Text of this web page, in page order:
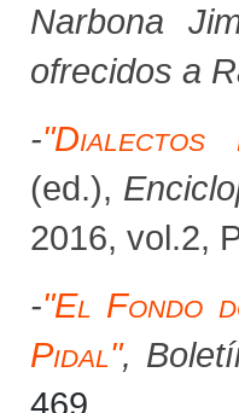
Narbona
ofrecidos a
-"Dialectos
(ed.),
2016, vol.2,
-"El Fondo
Pidal",
469